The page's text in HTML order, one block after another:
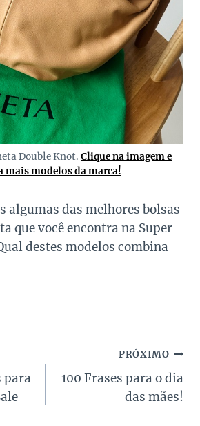
Double Knot. Clique na imagem e
mais modelos da marca!
algumas das melhores bolsas
que você encontra na Super
destes modelos combina
para
PRÓXIMO
100 Frases para o dia
das mães!